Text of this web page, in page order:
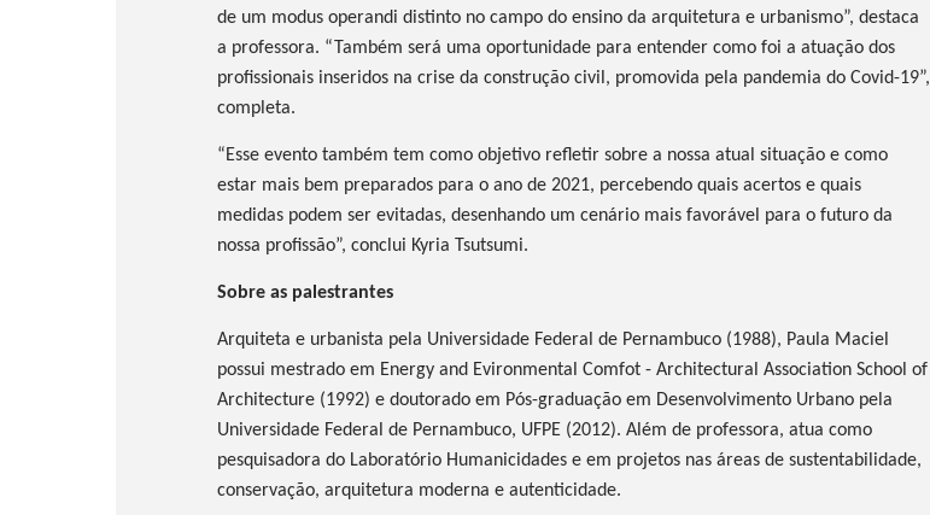
de um modus operandi distinto no campo do ensino da arquitetura e urbanismo”, destaca
a professora. “Também será uma oportunidade para entender como foi a atuação dos
profissionais inseridos na crise da construção civil, promovida pela pandemia do Covid-19”,
completa.
“Esse evento também tem como objetivo refletir sobre a nossa atual situação e como
estar mais bem preparados para o ano de 2021, percebendo quais acertos e quais
medidas podem ser evitadas, desenhando um cenário mais favorável para o futuro da
nossa profissão”, conclui Kyria Tsutsumi.
Sobre as palestrantes
Arquiteta e urbanista pela Universidade Federal de Pernambuco (1988), Paula Maciel
possui mestrado em Energy and Evironmental Comfot - Architectural Association School of
Architecture (1992) e doutorado em Pós-graduação em Desenvolvimento Urbano pela
Universidade Federal de Pernambuco, UFPE (2012). Além de professora, atua como
pesquisadora do Laboratório Humanicidades e em projetos nas áreas de sustentabilidade,
conservação, arquitetura moderna e autenticidade.